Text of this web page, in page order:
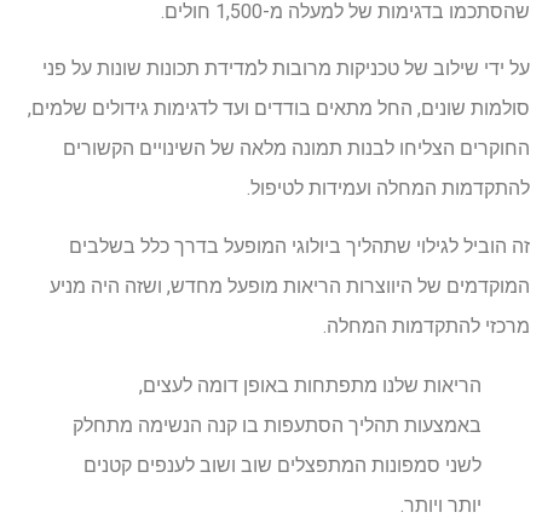
שהסתכמו בדגימות של למעלה מ-1,500 חולים.
על ידי שילוב של טכניקות מרובות למדידת תכונות שונות על פני
סולמות שונים, החל מתאים בודדים ועד לדגימות גידולים שלמים,
החוקרים הצליחו לבנות תמונה מלאה של השינויים הקשורים
להתקדמות המחלה ועמידות לטיפול.
זה הוביל לגילוי שתהליך ביולוגי המופעל בדרך כלל בשלבים
המוקדמים של היווצרות הריאות מופעל מחדש, ושזה היה מניע
מרכזי להתקדמות המחלה.
הריאות שלנו מתפתחות באופן דומה לעצים,
באמצעות תהליך הסתעפות בו קנה הנשימה מתחלק
לשני סמפונות המתפצלים שוב ושוב לענפים קטנים
יותר ויותר.